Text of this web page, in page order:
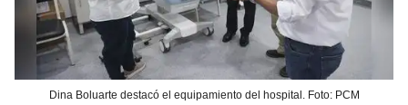
Dina Boluarte destacó el equipamiento del hospital. Foto: PCM